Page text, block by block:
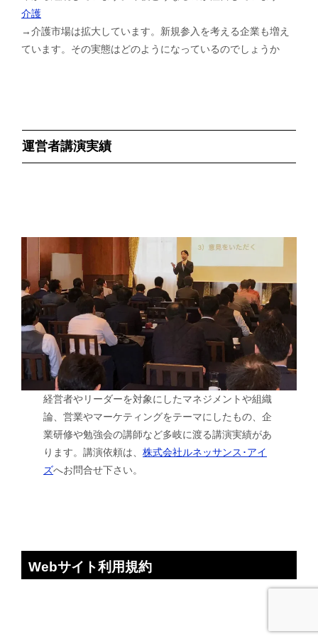
介護
→介護市場は拡大しています。新規参入を考える企業も増え
ています。その実態はどのようになっているのでしょうか
運営者講演実績
経営者やリーダーを対象にしたマネジメントや組織
論、営業やマーケティングをテーマにしたもの、企
業研修や勉強会の講師など多岐に渡る講演実績があ
ります。講演依頼は、株式会社ルネッサンス･アイ
ズへお問合せ下さい。
Webサイト利用規約